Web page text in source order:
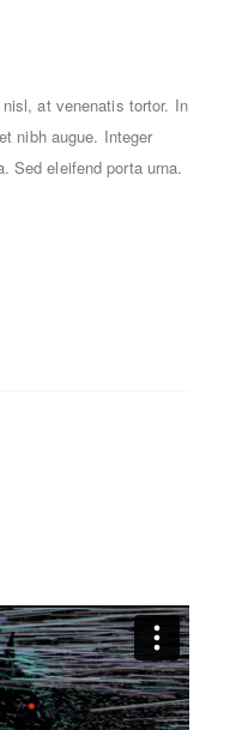
at venenatis tortor. In
nibh augue. Integer
Sed eleifend porta urna.